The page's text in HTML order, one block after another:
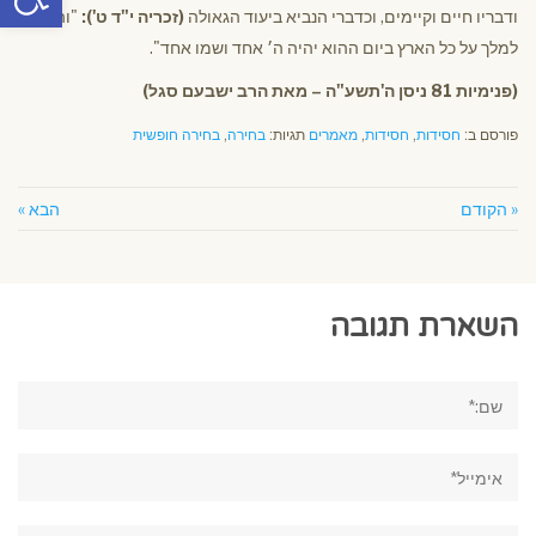
ודבריו חיים וקיימים, וכדברי הנביא ביעוד הגאולה (זכריה י"ד ט'): "והיה ה׳
למלך על כל הארץ ביום ההוא יהיה ה׳ אחד ושמו אחד".
(פנימיות 81 ניסן ה'תשע"ה – מאת הרב ישבעם סגל)
פורסם ב: חסידות, חסידות, מאמרים תגיות: בחירה, בחירה חופשית
« הקודם הבא »
השארת תגובה